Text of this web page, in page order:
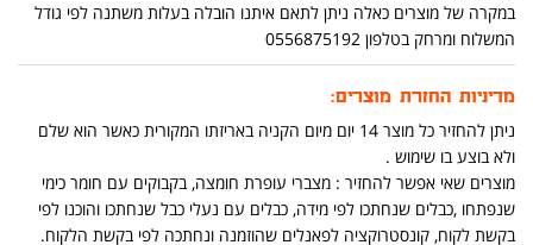
במקרה של מוצרים כאלה ניתן לתאם איתנו הובלה בעלות משתנה לפי גודל
המשלוח ומרחק בטלפון 0556875192
מדיניות החזרת מוצרים:
ניתן להחזיר כל מוצר 14 יום מיום הקניה באריזתו המקורית כאשר הוא שלם
ולא בוצע בו שימוש .
מוצרים שאי אפשר להחזיר : מצברי עופרת חומצה, בקבוקים עם חומר כימי
שנפתחו ,כבלים שנחתכו לפי מידה, כבלים עם נעלי כבל שנחתכו והוכנו לפי
בקשת לקוח, קונסטרוקציה לפאנלים שהוזמנה ונחתכה לפי בקשת הלקוח.